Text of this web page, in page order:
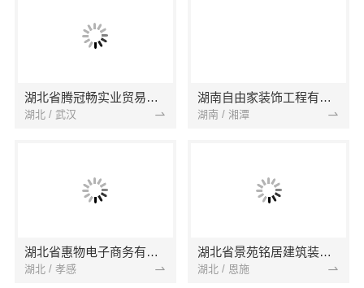
湖北省腾冠畅实业贸易有限公司
湖北 / 武汉
湖南自由家装饰工程有限公司
湖南 / 湘潭
湖北省惠物电子商务有限公司
湖北 / 孝感
湖北省景苑铭居建筑装饰有限公司
湖北 / 恩施